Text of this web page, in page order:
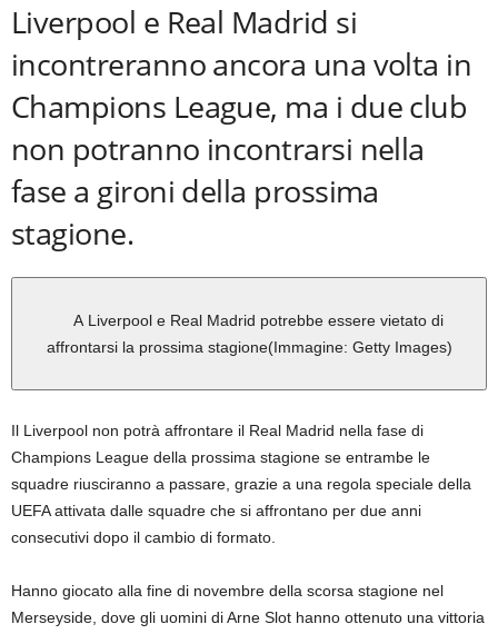
Liverpool e Real Madrid si
incontreranno ancora una volta in
Champions League, ma i due club
non potranno incontrarsi nella
fase a gironi della prossima
stagione.
A Liverpool e Real Madrid potrebbe essere vietato di
affrontarsi la prossima stagione(Immagine: Getty Images)
Il Liverpool non potrà affrontare il Real Madrid nella fase di
Champions League della prossima stagione se entrambe le
squadre riusciranno a passare, grazie a una regola speciale della
UEFA attivata dalle squadre che si affrontano per due anni
consecutivi dopo il cambio di formato.
Hanno giocato alla fine di novembre della scorsa stagione nel
Merseyside, dove gli uomini di Arne Slot hanno ottenuto una vittoria